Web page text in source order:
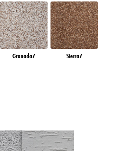
Granada7 Sierra7